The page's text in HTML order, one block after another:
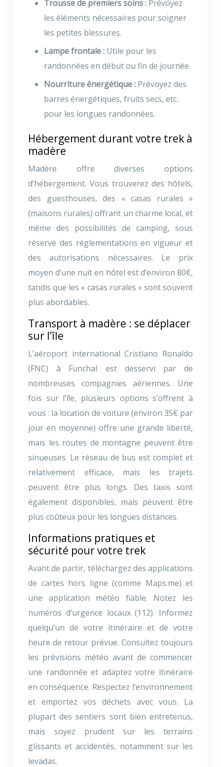
Trousse de premiers soins : Prévoyez
les éléments nécessaires pour soigner
les petites blessures.
Lampe frontale : Utile pour les
randonnées en début ou fin de journée.
Nourriture énergétique : Prévoyez des
barres énergétiques, fruits secs, etc.
pour les longues randonnées.
Hébergement durant votre trek à
madère
Madère offre diverses options
d’hébergement. Vous trouverez des hôtels,
des guesthouses, des « casas rurales »
(maisons rurales) offrant un charme local, et
même des possibilités de camping, sous
réserve des réglementations en vigueur et
des autorisations nécessaires. Le prix
moyen d’une nuit en hôtel est d’environ 80€,
tandis que les « casas rurales » sont souvent
plus abordables.
Transport à madère : se déplacer
sur l’île
L’aéroport international Cristiano Ronaldo
(FNC) à Funchal est desservi par de
nombreuses compagnies aériennes. Une
fois sur l’île, plusieurs options s’offrent à
vous : la location de voiture (environ 35€ par
jour en moyenne) offre une grande liberté,
mais les routes de montagne peuvent être
sinueuses. Le réseau de bus est complet et
relativement efficace, mais les trajets
peuvent être plus longs. Des taxis sont
également disponibles, mais peuvent être
plus coûteux pour les longues distances.
Informations pratiques et
sécurité pour votre trek
Avant de partir, téléchargez des applications
de cartes hors ligne (comme Maps.me) et
une application météo fiable. Notez les
numéros d’urgence locaux (112). Informez
quelqu’un de votre itinéraire et de votre
heure de retour prévue. Consultez toujours
les prévisions météo avant de commencer
une randonnée et adaptez votre itinéraire
en conséquence. Respectez l’environnement
et emportez vos déchets avec vous. La
plupart des sentiers sont bien entretenus,
mais soyez prudent sur les terrains
glissants et accidentés, notamment sur les
levadas.